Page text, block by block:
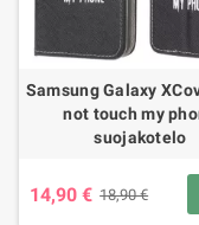
Samsung Galaxy
not touch my
suojakotelo
14,90 € 18,90 €